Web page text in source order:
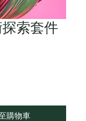
索套件
購物車